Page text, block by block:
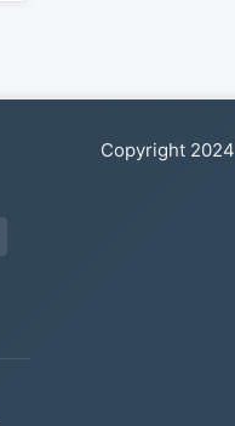
Copyright 2024